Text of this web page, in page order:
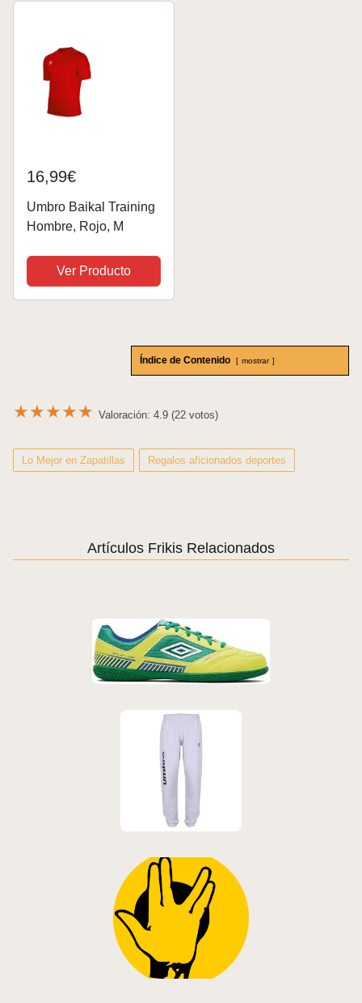
16,99€
Umbro Baikal Training
Hombre, Rojo, M
Ver Producto
Índice de Contenido mostrar
★★★★★ Valoración: 4.9 (22 votos)
Lo Mejor en Zapatillas Regalos aficionados deportes
Artículos Frikis Relacionados